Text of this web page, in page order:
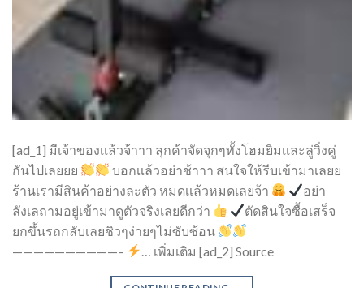
[ad_1] มีเจ้าของเเล้วจ้าาา ลุกค้าจัดจุกๆทั้งโฮมยิมเเละลู่วิ่งคู่
กันไปเลยยย
บอกเเล้วอย่าช้าาา สนใจให้รีบเข้ามาเลยย
ร้านเรามีสินค้าอย่างละตัว หมดเเล้วหมดเลยจ้า
อย่า
ลังเลถามอยู่เข้ามาดูตัวจริงเลยดีกว่า
ตัดสินใจซื้อเสร็จ
ยกขึ้นรถกลับเลยชิวๆง่ายๆไม่ซับซ้อน
——————————–
… เพิ่มเติม [ad_2] Source